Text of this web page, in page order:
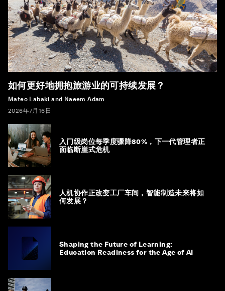
如何更好地拥抱旅游业的可持续发展？
Mateo Labaki and Naeem Adam
2026年7月16日
入门级岗位每季度骤降80%，下一代管理者正
面临断崖式危机
人机协作正改变工厂车间，智能制造未来将如
何发展？
Shaping the Future of Learning:
Education Readiness for the Age of AI